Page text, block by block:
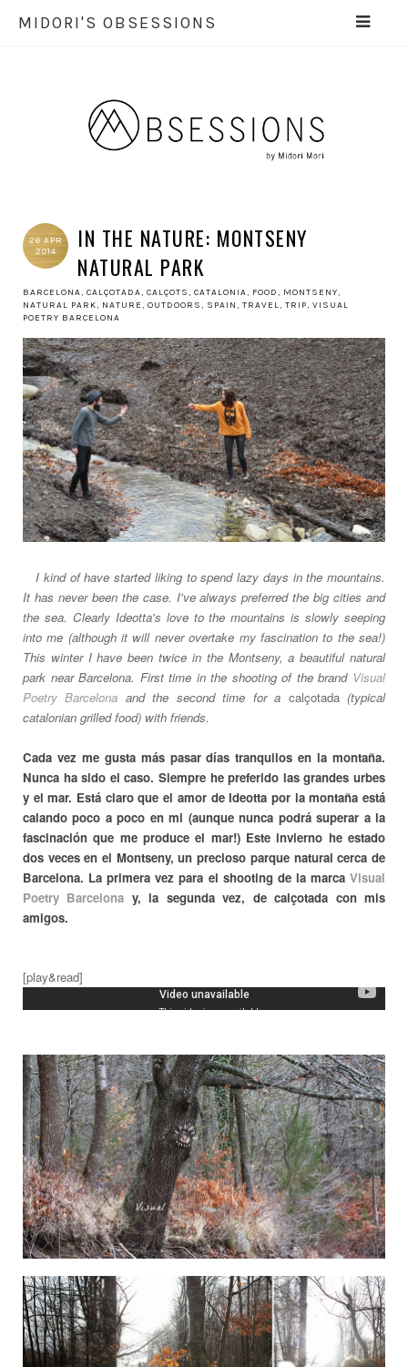
MIDORI'S OBSESSIONS
26 APR
2014
IN THE NATURE: MONTSENY
NATURAL PARK
BARCELONA, CALÇOTADA, CALÇOTS , CATALONIA, FOOD , MONTSENY,
NATURAL PARK, NATURE , OUTDOORS , SPAIN , TRAVEL, TRIP, VISUAL
POETRY BARCELONA
I kind of have started liking to spend lazy days in the mountains.
It has never been the case. I've always preferred the big cities and
the sea. Clearly Ideotta's love to the mountains is slowly seeping
into me (although it will never overtake my fascination to the sea!)
This winter I have been twice in the Montseny, a beautiful natural
park near Barcelona. First time in the shooting of the brand Visual
Poetry Barcelona and the second time for a calçotada(typical
catalonian grilled food) with friends.
Cada vez me gusta más pasar días tranquilos en la montaña.
Nunca ha sido el caso. Siempre he preferido las grandes urbes
y el mar. Está claro que el amor de Ideotta por la montaña está
calando poco a poco en mi (aunque nunca podrá superar a la
fascinación que me produce el mar!) Este invierno he estado
dos veces en el Montseny, un precioso parque natural cerca de
Barcelona. La primera vez para el shooting de la marca Visual
Poetry Barcelona y, la segunda vez, de calçotada con mis
amigos.
[play&read]